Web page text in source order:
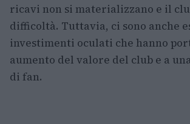
ricavi non si materializzano e il
difficoltà. Tuttavia, ci sono anche
investimenti oculati che hanno
aumento del valore del club e a
di fan.